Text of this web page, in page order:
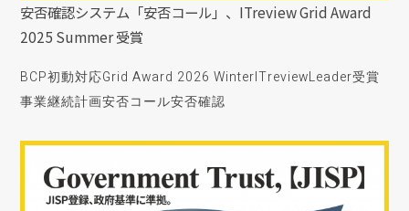
安否確認システム「安否コール」、ITreview Grid Award
2025 Summer 受賞
BCP初動対応Grid Award 2026 WinterITreviewLeader受賞
事業継続計画安否コール安否確認